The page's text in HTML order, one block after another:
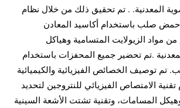
المعدنية. . تم تحقيق ذلك من خلال نظام
صلب باستخدام أكاسيد المعادن
مواد الزيولايت المتسامية وهياكل
.تم تحضير جميع المحفزات باستخدام
تم توصيف الخصائص الفيزيائية والكيميائية
الامتصاص الفيزيائي للنتروجين لتحديد
المسامات، وتقنية تشتت الأشعة السينية